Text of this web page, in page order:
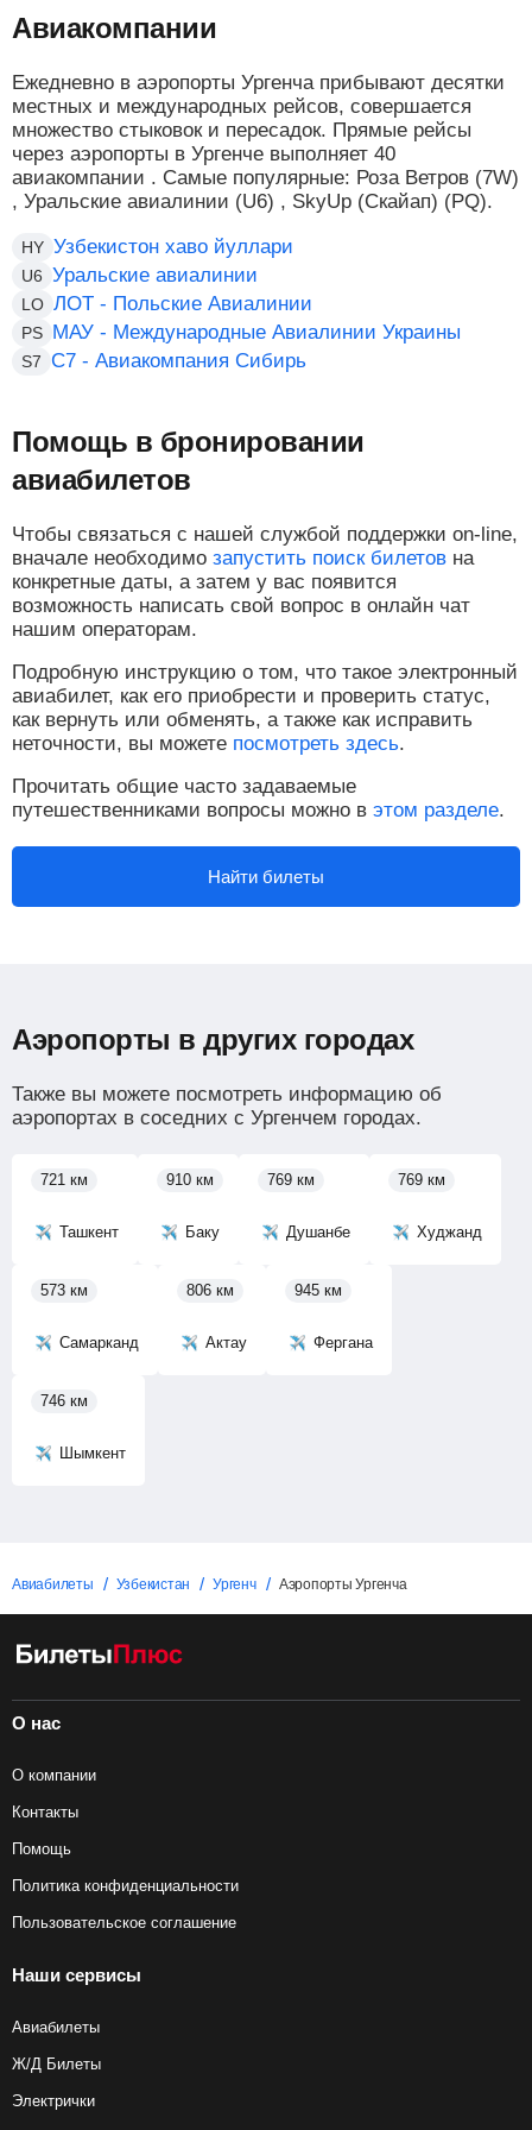
Авиакомпании
Ежедневно в аэропорты Ургенча прибывают десятки
местных и международных рейсов, совершается
множество стыковок и пересадок. Прямые рейсы
через аэропорты в Ургенче выполняет 40
авиакомпании . Самые популярные: Роза Ветров (7W)
, Уральские авиалинии (U6) , SkyUp (Скайап) (PQ).
HY Узбекистон хаво йуллари
U6 Уральские авиалинии
LO ЛОТ - Польские Авиалинии
PS МАУ - Международные Авиалинии Украины
S7 С7 - Авиакомпания Сибирь
Помощь в бронировании
авиабилетов
Чтобы связаться с нашей службой поддержки on-line,
вначале необходимо запустить поиск билетов на
конкретные даты, а затем у вас появится
возможность написать свой вопрос в онлайн чат
нашим операторам.
Подробную инструкцию о том, что такое электронный
авиабилет, как его приобрести и проверить статус,
как вернуть или обменять, а также как исправить
неточности, вы можете посмотреть здесь.
Прочитать общие часто задаваемые
путешественниками вопросы можно в этом разделе.
Найти билеты
Аэропорты в других городах
Также вы можете посмотреть информацию об
аэропортах в соседних с Ургенчем городах.
Ташкент
721 км
Баку
910 км
Душанбе
769 км
Худжанд
769 км
Самарканд
573 км
Актау
806 км
Фергана
945 км
Шымкент
746 км
Авиабилеты Узбекистан Ургенч Аэропорты Ургенча
О нас
О компании
Контакты
Помощь
Политика конфиденциальности
Пользовательское соглашение
Наши сервисы
Авиабилеты
Ж/Д Билеты
Электрички